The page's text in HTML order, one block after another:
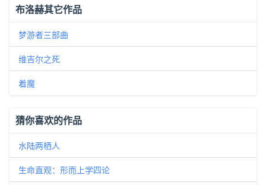
布洛赫其它作品
梦游者三部曲
维吉尔之死
着魔
猜你喜欢的作品
水陆两栖人
生命直观：形而上学四论